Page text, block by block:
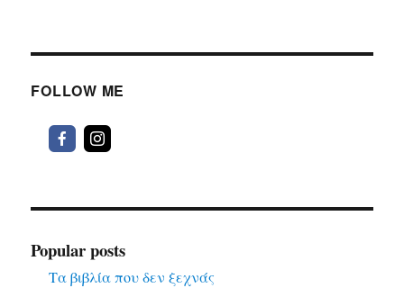
FOLLOW ME
Popular posts
Τα βιβλία που δεν ξεχνάς